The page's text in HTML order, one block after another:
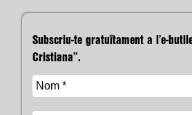
Subscriu-te gratuïtament a l’e-
Cristiana”.